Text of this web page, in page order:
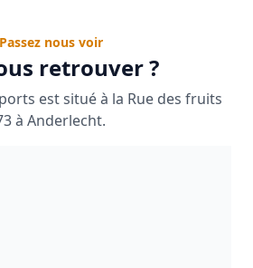
Passez nous voir
retrouver ?
est situé à la Rue des fruits
à Anderlecht.